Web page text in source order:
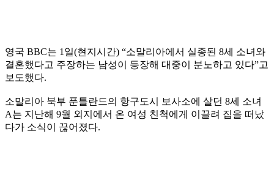
영국 BBC는 1일(현지시간) “소말리아에서 실종된 8세 소녀와
결혼했다고 주장하는 남성이 등장해 대중이 분노하고 있다”고
보도했다.
소말리아 북부 푼틀란드의 항구도시 보사소에 살던 8세 소녀
A는 지난해 9월 외지에서 온 여성 친척에게 이끌려 집을 떠났
다가 소식이 끊어졌다.